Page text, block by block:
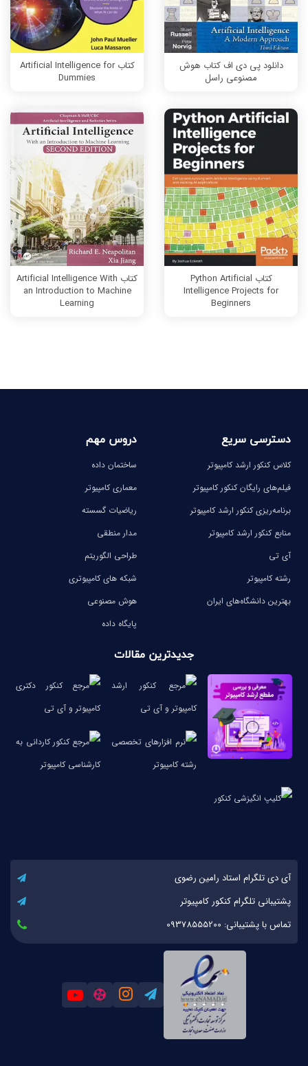
دانلود پی دی اف کتاب هوش
مصنوعی راسل
کتاب Artificial Intelligence for
Dummies
کتاب Python Artificial
Intelligence Projects for
Beginners
کتاب Artificial Intelligence With
an Introduction to Machine
Learning
دسترسی سریع
کلاس کنکور ارشد کامپیوتر
فیلم‌های رایگان کنکور کامپیوتر
برنامه‌ریزی کنکور ارشد کامپیوتر
منابع کنکور ارشد کامپیوتر
آی تی
رشته کامپیوتر
بهترین دانشگاه‌های ایران
دروس مهم
ساختمان داده
معماری کامپیوتر
ریاضیات گسسته
مدار منطقی
طراحی الگوریتم
شبکه های کامپیوتری
هوش مصنوعی
پایگاه داده
جدیدترین مقالات
آی دی تلگرام استاد رامین رضوی
پشتیبانی تلگرام کنکور کامپیوتر
تماس با پشتیبانی: 09378555200